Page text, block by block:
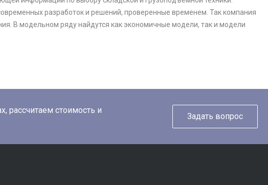
разработок и решений, проверенные временем. Так компания
В модельном ряду найдутся как экономичные модели, так и модели
рассчитаем стоимость и
Задать вопрос